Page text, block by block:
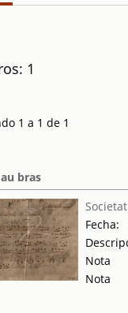
1
1 a 1 de 1
bras
Fecha:
Nota
Nota